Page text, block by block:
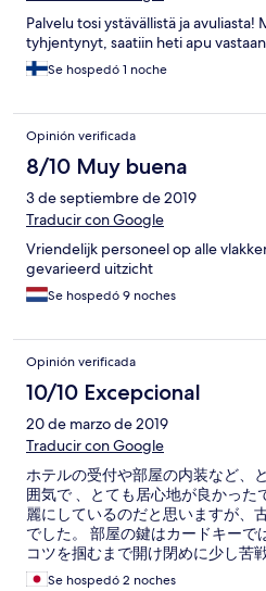
Palvelu tosi ystävällistä ja avuliasta!
tyhjentynyt, saatiin heti apu
Se hospedó 1 noche
Opinión verificada
8/10 Muy buena
3 de septiembre de 2019
Traducir con Google
Vriendelijk personeel op alle
gevarieerd uitzicht
Se hospedó 9 noches
Opinión verificada
10/10 Excepcional
20 de marzo de 2019
Traducir con Google
ホテルの受付や部屋の内装など、
囲気で 、とても居心地が良かった
麗にしているのだと思いますが、
でした。 部屋の鍵はカードキーで
コツを掴むまで開け閉めに少し苦
ブもあり、毎晩入浴できたのがと
Se hospedó 2 noches